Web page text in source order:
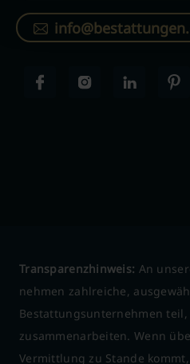
Transparenzhinweis: An
nehmen zahlreiche,
Bestattungsunternehmen
zusammenarbeiten. Wenn
Vermittlung zu Stande